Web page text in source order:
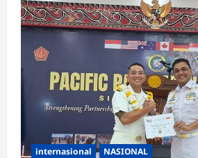
internasional NASIONAL